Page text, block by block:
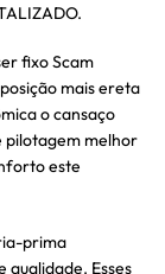
fixo Scam
mais ereta
o cansaço
pilotagem melhor
este
prima
Esses